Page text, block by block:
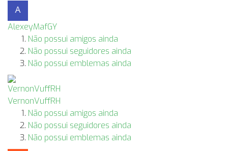
AlexeyMafGY
Não possui amigos ainda
Não possui seguidores ainda
Não possui emblemas ainda
VernonVuffRH
Não possui amigos ainda
Não possui seguidores ainda
Não possui emblemas ainda